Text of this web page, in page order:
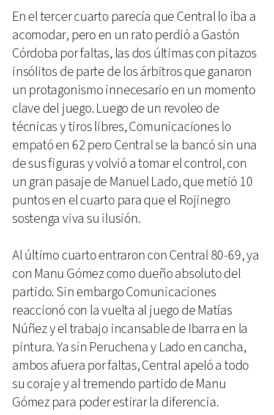
En el tercer cuarto parecía que Central lo iba a
acomodar, pero en un rato perdió a Gastón
Córdoba por faltas, las dos últimas con pitazos
insólitos de parte de los árbitros que ganaron
un protagonismo innecesario en un momento
clave del juego. Luego de un revoleo de
técnicas y tiros libres, Comunicaciones lo
empató en 62 pero Central se la bancó sin una
de sus figuras y volvió a tomar el control, con
un gran pasaje de Manuel Lado, que metió 10
puntos en el cuarto para que el Rojinegro
sostenga viva su ilusión.
Al último cuarto entraron con Central 80-69, ya
con Manu Gómez como dueño absoluto del
partido. Sin embargo Comunicaciones
reaccionó con la vuelta al juego de Matías
Núñez y el trabajo incansable de Ibarra en la
pintura. Ya sin Peruchena y Lado en cancha,
ambos afuera por faltas, Central apeló a todo
su coraje y al tremendo partido de Manu
Gómez para poder estirar la diferencia.